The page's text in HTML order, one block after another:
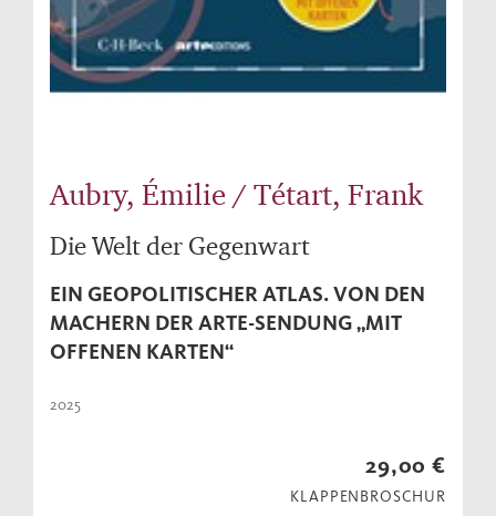
Aubry, Émilie / Tétart, Frank
Die Welt der Gegenwart
EIN GEOPOLITISCHER ATLAS. VON DEN
MACHERN DER ARTE-SENDUNG „MIT
OFFENEN KARTEN“
2025
29,00 €
KLAPPENBROSCHUR